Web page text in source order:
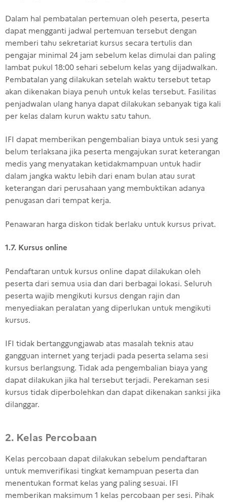
Dalam hal pembatalan pertemuan oleh peserta, peserta
dapat mengganti jadwal pertemuan tersebut dengan
memberi tahu sekretariat kursus secara tertulis dan
pengajar minimal 24 jam sebelum kelas dimulai dan paling
lambat pukul 18:00 sehari sebelum kelas yang dijadwalkan.
Pembatalan yang dilakukan setelah waktu tersebut tetap
akan dikenakan biaya penuh untuk kelas tersebut. Fasilitas
penjadwalan ulang hanya dapat dilakukan sebanyak tiga kali
per kelas dalam kurun waktu satu tahun.
IFI dapat memberikan pengembalian biaya untuk sesi yang
belum terlaksana jika peserta mengajukan surat keterangan
medis yang menyatakan ketidakmampuan untuk hadir
dalam jangka waktu lebih dari enam bulan atau surat
keterangan dari perusahaan yang membuktikan adanya
penugasan dari tempat kerja.
Penawaran harga diskon tidak berlaku untuk kursus privat.
1.7. Kursus online
Pendaftaran untuk kursus online dapat dilakukan oleh
peserta dari semua usia dan dari berbagai lokasi. Seluruh
peserta wajib mengikuti kursus dengan rajin dan
menyediakan peralatan yang diperlukan untuk mengikuti
kursus.
IFI tidak bertanggungjawab atas masalah teknis atau
gangguan internet yang terjadi pada peserta selama sesi
kursus berlangsung. Tidak ada pengembalian biaya yang
dapat dilakukan jika hal tersebut terjadi. Perekaman sesi
kursus tidak diperbolehkan dan dapat dikenakan sanksi jika
dilanggar.
2. Kelas Percobaan
Kelas percobaan dapat dilakukan sebelum pendaftaran
untuk memverifikasi tingkat kemampuan peserta dan
menentukan format kelas yang paling sesuai. IFI
memberikan maksimum 1 kelas percobaan per sesi. Pihak